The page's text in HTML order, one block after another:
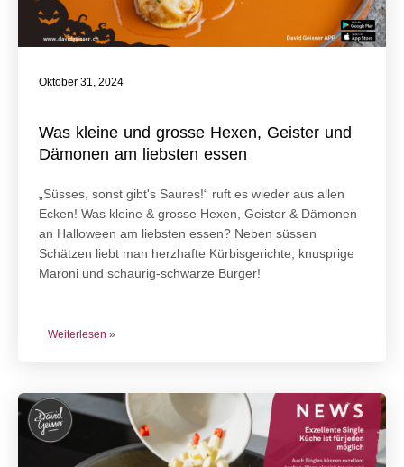
Oktober 31, 2024
Was kleine und grosse Hexen, Geister und
Dämonen am liebsten essen
„Süsses, sonst gibt's Saures!“ ruft es wieder aus allen
Ecken! Was kleine & grosse Hexen, Geister & Dämonen
an Halloween am liebsten essen? Neben süssen
Schätzen liebt man herzhafte Kürbisgerichte, knusprige
Maroni und schaurig-schwarze Burger!
Weiterlesen »